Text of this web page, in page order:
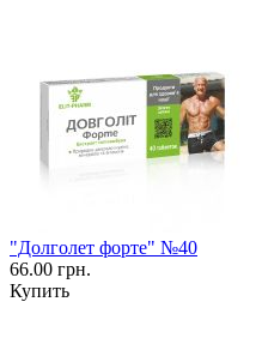
"Долголет форте" №40
66.00 грн.
Купить